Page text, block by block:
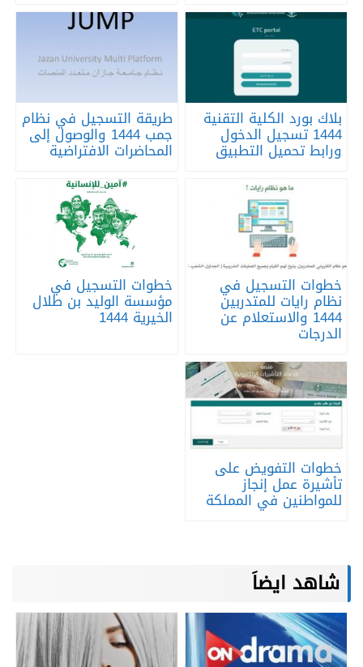
بلاك بورد الكلية التقنية
1444 تسجيل الدخول
ورابط تحميل التطبيق
طريقة التسجيل في نظام
جمب 1444 والوصول إلى
المحاضرات الافتراضية
خطوات التسجيل في
نظام رايات للمتدربين
1444 والاستعلام عن
الدرجات
خطوات التسجيل في
مؤسسة الوليد بن طلال
الخيرية 1444
خطوات التفويض على
تأشيرة عمل إنجاز
للمواطنين في المملكة
شاهد ايضاَ